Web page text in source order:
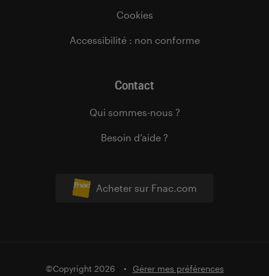
Acheter sur Fnac.com
Cookies
Accessibilité : non conforme
Contact
Qui sommes-nous ?
Besoin d’aide ?
©Copyright 2026 Gérer mes préférences